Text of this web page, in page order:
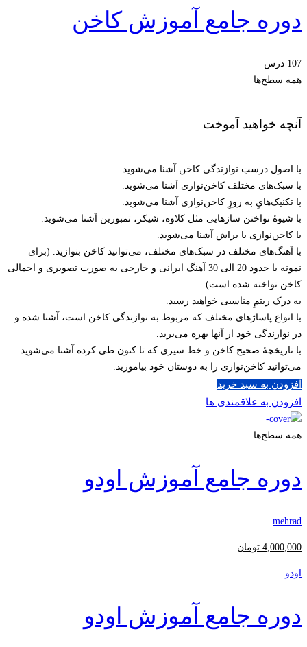
دوره جامع آموزش کاخن
107 درس
همه سطح‌ها
آنچه خواهید آموخت
با اصول درستِ نوازندگی کاخن آشنا می‌شوید.
با سبک‌های مختلف کاخن‌نوازی آشنا می‌شوید.
با تکنیک‌هایِ به روزِ کاخن‌نوازی آشنا می‌شوید.
با شیوۀ نواختن سازهایی مثل کلاوه، شیکر، تمبورین آشنا می‌شوید.
با کاخن‌نوازی با براش آشنا می‌شوید.
با آهنگ‌های مختلف در سبک‌های مختلف، می‌توانید کاخن بنوازید. (برای
نمونه با حدود 20 الی 30 آهنگ ایرانی و خارجی به صورت تصویری و اجمالی
کاخن نواخته شده است).
به درک ریتمِ مناسبی خواهید رسید.
با انواع پاساژهای مختلف که مربوط به نوازندگی کاخن است، آشنا شده و
در نوازندگی خود از آنها بهره می‌برید.
با تاریخچۀ صحیح کاخن و خط سیری که تا کنون طی کرده آشنا می‌شوید.
می‌توانید کاخن‌نوازی را به دوستان خود بیاموزید.
افزودن به سبد خرید
افزودن به علاقمندی ها
همه سطح‌ها
دوره جامع آموزش اودو
mehrad
4,000,000 تومان
اودو
دوره جامع آموزش اودو